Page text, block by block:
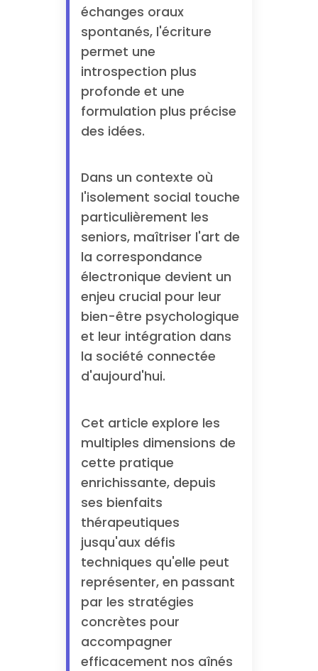
échanges oraux
spontanés, l'écriture
permet une
introspection plus
profonde et une
formulation plus précise
des idées.
Dans un contexte où
l'isolement social touche
particulièrement les
seniors, maîtriser l'art de
la correspondance
électronique devient un
enjeu crucial pour leur
bien-être psychologique
et leur intégration dans
la société connectée
d'aujourd'hui.
Cet article explore les
multiples dimensions de
cette pratique
enrichissante, depuis
ses bienfaits
thérapeutiques
jusqu'aux défis
techniques qu'elle peut
représenter, en passant
par les stratégies
concrètes pour
accompagner
efficacement nos aînés